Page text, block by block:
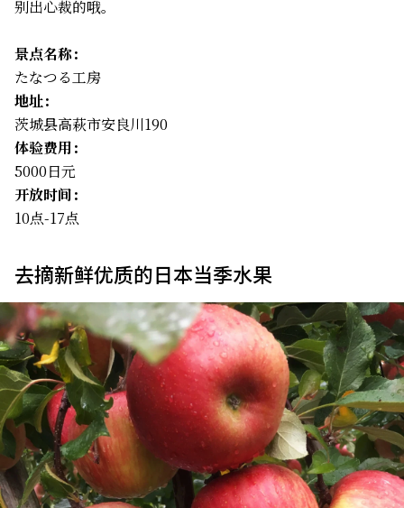
别出心裁的哦。
景点名称：
たなつる工房
地址：
茨城县高萩市安良川190
体验费用：
5000日元
开放时间：
10点-17点
去摘新鲜优质的日本当季水果